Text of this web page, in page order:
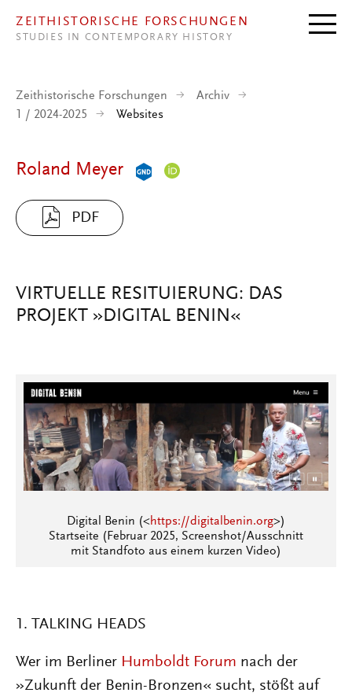
ZEITHISTORISCHE FORSCHUNGEN
STUDIES IN CONTEMPORARY HISTORY
Zeithistorische Forschungen
Archiv
1 / 2024-2025
Websites
Roland Meyer
PDF
VIRTUELLE RESITUIERUNG: DAS
PROJEKT »DIGITAL BENIN«
Digital Benin (<https://digitalbenin.org>)
Startseite (Februar 2025, Screenshot/Ausschnitt
mit Standfoto aus einem kurzen Video)
1. TALKING HEADS
Wer im Berliner Humboldt Forum nach der
»Zukunft der Benin-Bronzen« sucht, stößt auf